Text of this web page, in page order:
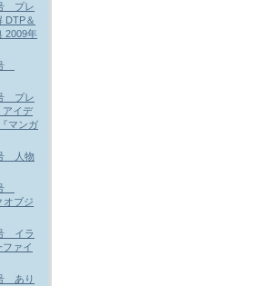
プレ
DTP＆
2009年
プレ
イデ
マンガ
人物
オブジ
イラ
ァイ
あり